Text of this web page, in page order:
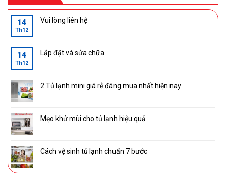
14
Th12
Vui lòng liên hệ
14
Th12
Lắp đặt và sửa chữa
2 Tủ lạnh mini giá rẻ đáng mua nhất hiện nay
Mẹo khử mùi cho tủ lạnh hiệu quả
Cách vệ sinh tủ lạnh chuẩn 7 bước